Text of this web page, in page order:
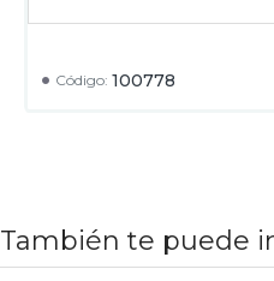
Código: 100778
También te puede